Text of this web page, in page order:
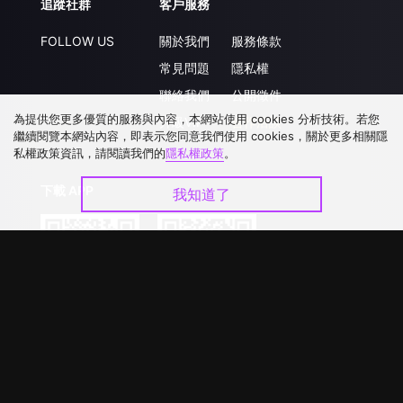
追蹤社群
FOLLOW US
客戶服務
關於我們
常見問題
聯絡我們
升級VIP
服務條款
隱私權
公開徵件
合作洽談
為提供您更多優質的服務與內容，本網站使用 cookies 分析技術。若您
繼續閱覽本網站內容，即表示您同意我們使用 cookies，關於更多相關隱
私權政策資訊，請閱讀我們的隱私權政策。
我知道了